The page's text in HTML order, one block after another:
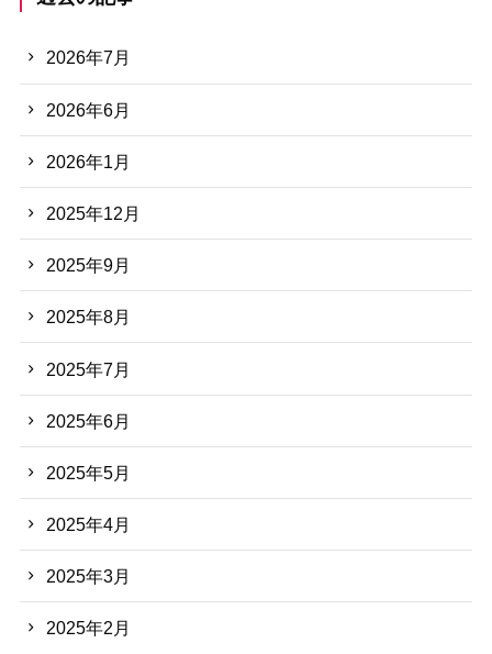
2026年7月
2026年6月
2026年1月
2025年12月
2025年9月
2025年8月
2025年7月
2025年6月
2025年5月
2025年4月
2025年3月
2025年2月